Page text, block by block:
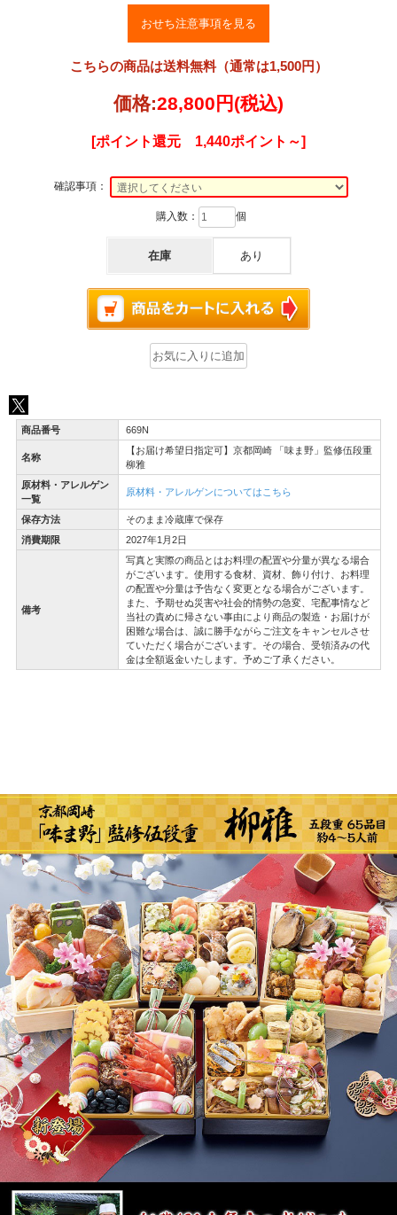
おせち注意事項を見る
こちらの商品は送料無料（通常は1,500円）
価格:28,800円 (税込)
[ポイント還元 1,440ポイント～]
確認事項：
購入数： 個
在庫 あり
商品番号 669N
名称
【お届け希望日指定可】京都岡崎 「味ま野」監修伍段重
柳雅
原材料・アレルゲン
一覧
原材料・アレルゲンについてはこちら
保存方法
そのまま冷蔵庫で保存
消費期限
2027年1月2日
備考
写真と実際の商品とはお料理の配置や分量が異なる場合
がございます。使用する食材、資材、飾り付け、お料理
の配置や分量は予告なく変更となる場合がございます。
また、予期せぬ災害や社会的情勢の急変、宅配事情など
当社の責めに帰さない事由により商品の製造・お届けが
困難な場合は、誠に勝手ながらご注文をキャンセルさせ
ていただく場合がございます。その場合、受領済みの代
金は全額返金いたします。予めご了承ください。